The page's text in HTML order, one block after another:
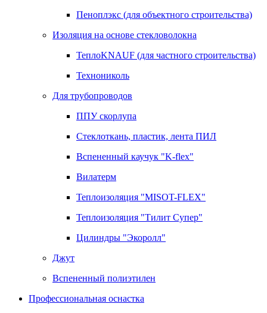
Пеноплэкс (для объектного строительства)
Изоляция на основе стекловолокна
ТеплоKNAUF (для частного строительства)
Технониколь
Для трубопроводов
ППУ скорлупа
Стеклоткань, пластик, лента ПИЛ
Вспененный каучук "K-flex"
Вилатерм
Теплоизоляция "MISOT-FLEX"
Теплоизоляция "Тилит Супер"
Цилиндры "Экоролл"
Джут
Вспененный полиэтилен
Профессиональная оснастка